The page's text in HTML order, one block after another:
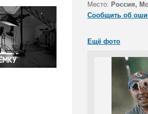
бизнес
Место: Россия,
Сообщить об
Ещё фото